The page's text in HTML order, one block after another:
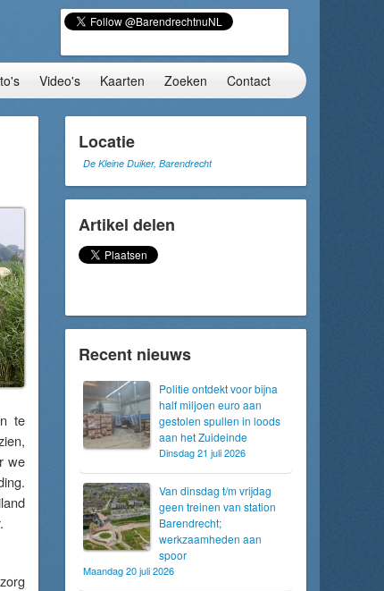
Video's Kaarten Zoeken Contact
te
we
Locatie
De Kleine Duiker, Barendrecht
Artikel delen
Recent nieuws
Politie ontdekt voor bijna
half miljoen euro aan
gestolen spullen in loods
aan het Zuideinde
Dinsdag 21 juli 2026
Van dinsdag t/m vrijdag
geen treinen van station
Barendrecht;
werkzaamheden aan
spoor
Maandag 20 juli 2026